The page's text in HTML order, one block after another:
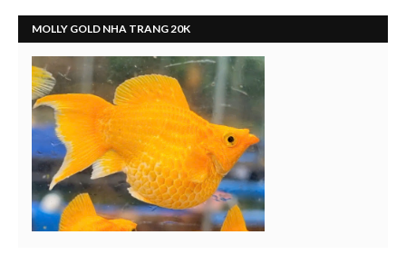
MOLLY GOLD NHA TRANG 20K